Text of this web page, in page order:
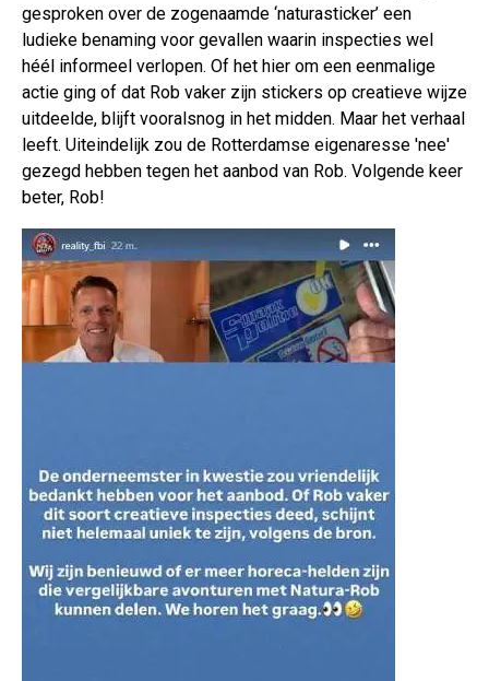
gesproken over de zogenaamde ‘naturasticker’ een
ludieke benaming voor gevallen waarin inspecties wel
héél informeel verlopen. Of het hier om een eenmalige
actie ging of dat Rob vaker zijn stickers op creatieve wijze
uitdeelde, blijft vooralsnog in het midden. Maar het verhaal
leeft. Uiteindelijk zou de Rotterdamse eigenaresse 'nee'
gezegd hebben tegen het aanbod van Rob. Volgende keer
beter, Rob!